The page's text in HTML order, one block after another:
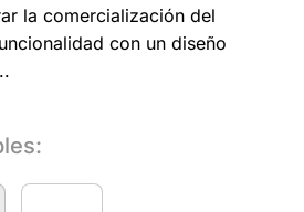
la comercialización del
con un diseño